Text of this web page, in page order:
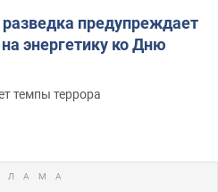
предупреждает
энергетику ко Дню
темпы террора